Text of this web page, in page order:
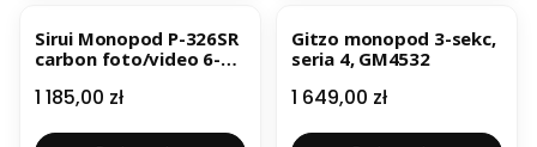
Sirui Monopod P-326SR
carbon foto/video 6-
Cena
1 185,00 zł
Gitzo monopod 3-sekc,
seria 4, GM4532
Cena
1 649,00 zł